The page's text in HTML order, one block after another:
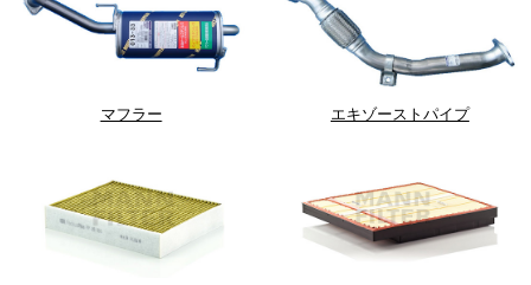
マフラー エキゾーストパイプ